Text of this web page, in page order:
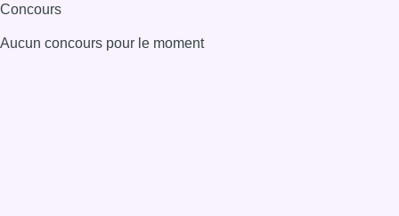
Concours
Aucun concours pour le moment